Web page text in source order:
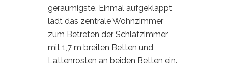
geräumigste. Einmal aufgeklappt
lädt das zentrale Wohnzimmer
zum Betreten der Schlafzimmer
mit 1,7 m breiten Betten und
Lattenrosten an beiden Betten ein.